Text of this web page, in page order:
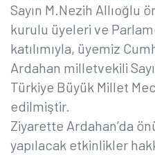
Sayın M.Nezih Allıoğlu
kurulu üyeleri ve
katılımıyla, üyemiz
Ardahan milletvekili
Türkiye Büyük Millet
edilmiştir.
Ziyarette Ardahan’da
yapılacak etkinlikler